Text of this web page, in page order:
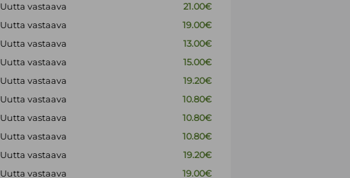
Uutta vastaava
21.00€
Uutta vastaava
19.00€
Uutta vastaava
13.00€
Uutta vastaava
15.00€
Uutta vastaava
19.20€
Uutta vastaava
10.80€
Uutta vastaava
10.80€
Uutta vastaava
10.80€
Uutta vastaava
19.20€
Uutta vastaava 19.00€